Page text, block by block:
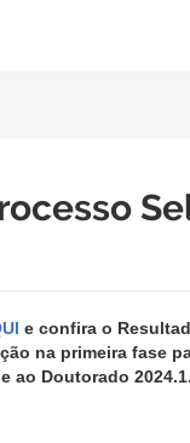
e confira o
na primeira fase
ao Doutorado 2024.1.